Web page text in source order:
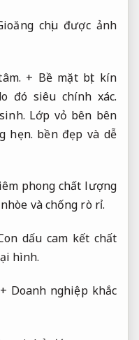
chịu được ảnh
+ Bề mặt bịt kín
đó siêu chính xác.
Lớp vỏ bên bên
hẹn. bền đẹp và dễ
phong chất lượng
và chống rò rỉ.
dấu cam kết chất
hình.
+ Doanh nghiệp khắc